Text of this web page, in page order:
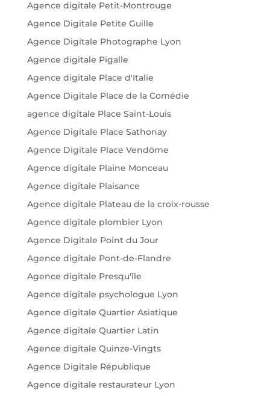
Agence digitale Petit-Montrouge
Agence Digitale Petite Guille
Agence Digitale Photographe Lyon
Agence digitale Pigalle
Agence digitale Place d'Italie
Agence Digitale Place de la Comédie
agence digitale Place Saint-Louis
Agence Digitale Place Sathonay
Agence Digitale Place Vendôme
Agence digitale Plaine Monceau
Agence digitale Plaisance
Agence digitale Plateau de la croix-rousse
Agence digitale plombier Lyon
Agence Digitale Point du Jour
Agence digitale Pont-de-Flandre
Agence digitale Presqu'île
Agence digitale psychologue Lyon
Agence digitale Quartier Asiatique
Agence digitale Quartier Latin
Agence digitale Quinze-Vingts
Agence Digitale République
Agence digitale restaurateur Lyon